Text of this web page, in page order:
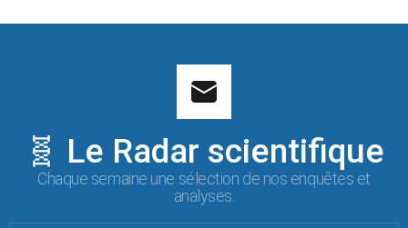
🧬 Le Radar scientifique
Chaque semaine une sélection de nos enquêtes et
analyses.